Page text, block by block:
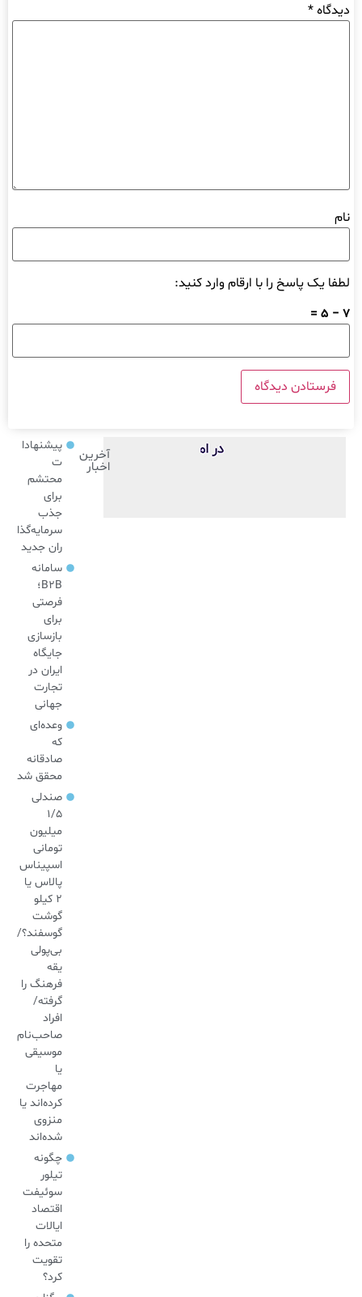
دیدگاه*
نام
لطفا یک پاسخ را با ارقام وارد کنید:
7 − 5 =
آخرین
اخبار
پیشنهادا
ت
محتشم
برای
جذب
سرمایه‌گذا
ران جدید
سامانه
B2B؛
فرصتی
برای
بازسازی
جایگاه
ایران در
تجارت
جهانی
وعده‌ای
که
صادقانه
محقق شد
صندلی
۱/۵
میلیون
تومانی
اسپیناس
پالاس یا
۲ کیلو
گوشت
گوسفند؟/
بی‌پولی
یقه
فرهنگ را
گرفته/
افراد
صاحب‌نام
موسیقی
یا
مهاجرت
کرده‌اند یا
منزوی
شده‌اند
چگونه
تیلور
سوئیفت
اقتصاد
ایالات
متحده را
تقویت
کرد؟